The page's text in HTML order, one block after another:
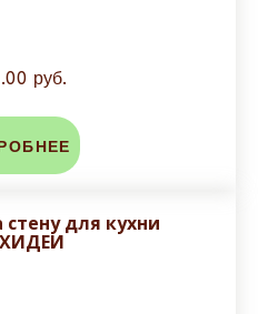
руб.
для кухни